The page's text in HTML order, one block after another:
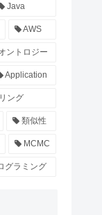
Java
AWS
ントロジー
Application
ング
類似性
MCMC
グラミング